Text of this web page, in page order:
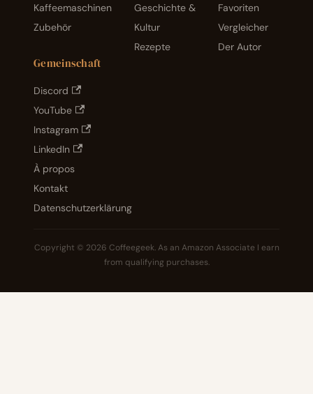
Kaffeemaschinen
Zubehör
Geschichte &
Kultur
Rezepte
Favoriten
Vergleicher
Der Autor
Gemeinschaft
Discord
YouTube
Instagram
LinkedIn
À propos
Kontakt
Datenschutzerklärung
Copyright © 2026 Coffeegeek. As an Amazon Associate I earn
from qualifying purchases.